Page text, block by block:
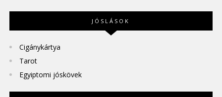
JÓSLÁSOK
Cigánykártya
Tarot
Egyiptomi jóskövek